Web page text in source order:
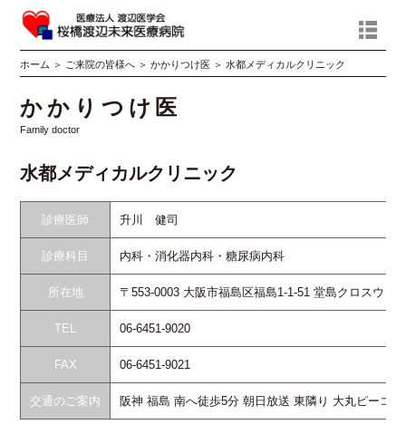
ホーム ＞ ご来院の皆様へ ＞かかりつけ医 ＞水都メディカルクリニック
かかりつけ医
Family doctor
水都メディカルクリニック
診療医師 升川 健司
診療科目 内科・消化器内科・糖尿病内科
所在地 〒553-0003 大阪市福島区福島1-1-51 堂島クロスウォ
TEL 06-6451-9020
FAX 06-6451-9021
交通のご案内 阪神 福島 南へ徒歩5分 朝日放送 東隣り 大丸ピーコッ